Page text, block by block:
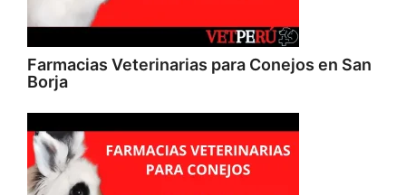
Farmacias Veterinarias para Conejos en San
Borja